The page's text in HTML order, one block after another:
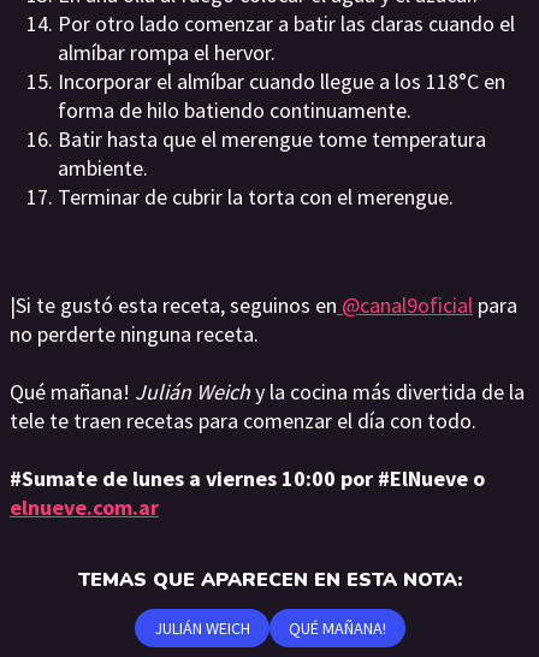
Por otro lado comenzar a batir las claras cuando el
almíbar rompa el hervor.
Incorporar el almíbar cuando llegue a los 118°C en
forma de hilo batiendo continuamente.
Batir hasta que el merengue tome temperatura
ambiente.
Terminar de cubrir la torta con el merengue.
|Si te gustó esta receta, seguinos en @canal9oficial para
no perderte ninguna receta.
Qué mañana! Julián Weichy la cocina más divertida de la
tele te traen recetas para comenzar el día con todo.
#Sumate de lunes a viernes 10:00 por #ElNueve o
elnueve.com.ar
TEMAS QUE APARECEN EN ESTA NOTA:
JULIÁN WEICH QUÉ MAÑANA!